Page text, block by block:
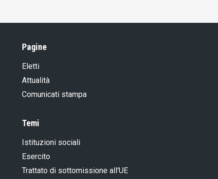
Pagine
Eletti
Attualità
Comunicati stampa
Temi
Istituzioni sociali
Esercito
Trattato di sottomissione all'UE